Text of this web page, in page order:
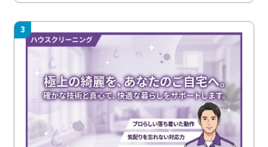
3